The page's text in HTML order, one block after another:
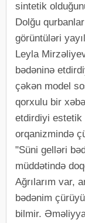
sintetik
Dolğu
görüntüləri
Leyla
bədəninə
çəkən model
qorxulu bir
etdirdiyi estetik
orqanizmində
"Süni gelləri
müddətində
Ağrılarım var,
bədənim
bilmir.